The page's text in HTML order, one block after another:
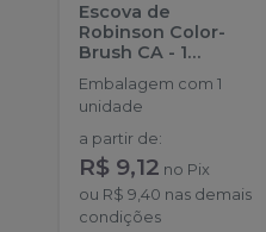
Escova de
Robinson Color-
Brush CA - 1
unidade
AMERICAN BURRS
Embalagem com 1
unidade
a partir de:
R$ 9,12 no Pix
ou R$ 9,40 nas demais
condições